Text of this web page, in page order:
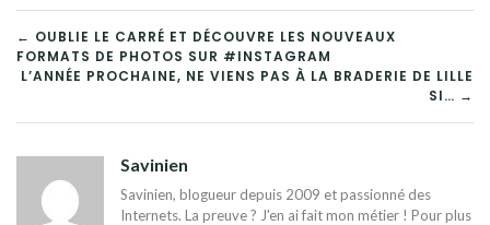
NAVIGATION
DE
L’ARTICLE
← OUBLIE LE CARRÉ ET DÉCOUVRE LES NOUVEAUX
FORMATS DE PHOTOS SUR #INSTAGRAM
L’ANNÉE PROCHAINE, NE VIENS PAS À LA BRADERIE DE LILLE
SI… →
Savinien
Savinien, blogueur depuis 2009 et passionné des
Internets. La preuve ? J'en ai fait mon métier ! Pour plus